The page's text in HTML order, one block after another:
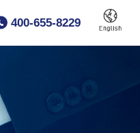
400-655-8229